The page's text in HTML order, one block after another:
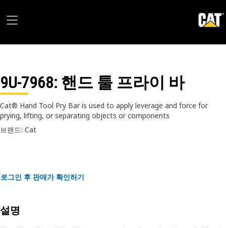
9U-7968: 핸드 툴 프라이 바
Cat® Hand Tool Pry Bar is used to apply leverage and force for
prying, lifting, or separating objects or components
브랜드: Cat
로그인 후 판매가 확인하기
설명